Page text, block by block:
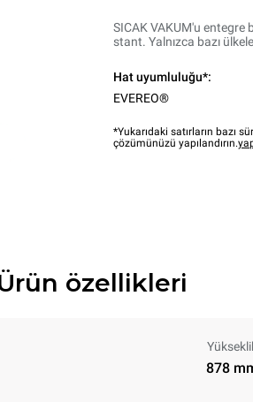
SICAK VAKUM'u entegre
stant. Yalnızca bazı
Hat uyumluluğu*:
EVEREO®
*Yukarıdaki satırların bazı
çözümünüzü yapılandırın.
özellikleri
878